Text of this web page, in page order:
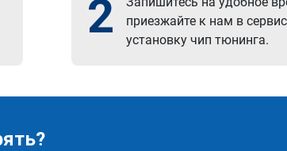
2
приезжайте к нам в
установку чип тюнинга.